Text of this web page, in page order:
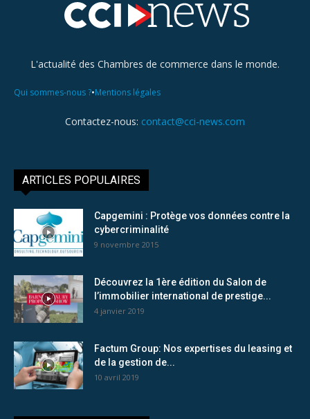
L'actualité des Chambres de commerce dans le monde.
Qui sommes-nous ?•Mentions légales
Contactez-nous: contact@cci-news.com
ARTICLES POPULAIRES
Capgemini : Protège vos données contre la
cybercriminalité
9 novembre 2015
Découvrez la 1ère édition du Salon de
l’immobilier international de prestige...
4 janvier 2019
Factum Group: Nos expertises du leasing et
de la gestion de...
10 avril 2019